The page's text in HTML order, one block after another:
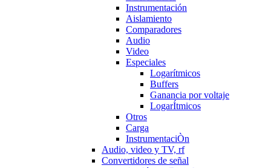
Instrumentación
Aislamiento
Comparadores
Audio
Video
Especiales
Logarítmicos
Buffers
Ganancia por voltaje
LogarÍtmicos
Otros
Carga
InstrumentaciÒn
Audio, video y TV, rf
Convertidores de señal